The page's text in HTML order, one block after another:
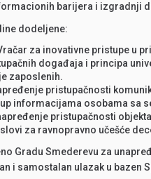
barijera i izgradnji
dodeljene:
za inovativne pristupe u
događaja i principa
zaposlenih.
pristupačnosti
informacijama osobama sa
pristupačnosti
za ravnopravno učešće
Gradu Smederevu za
i samostalan ulazak u bazen